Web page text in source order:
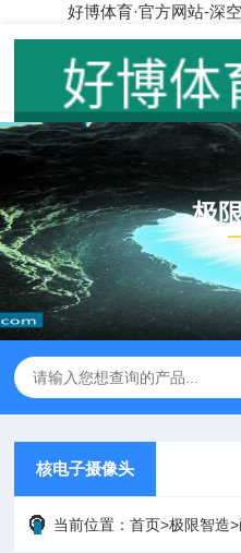
好博体育·官方网站-深
极
核电子摄像头
当前位置：首页>极限智造>